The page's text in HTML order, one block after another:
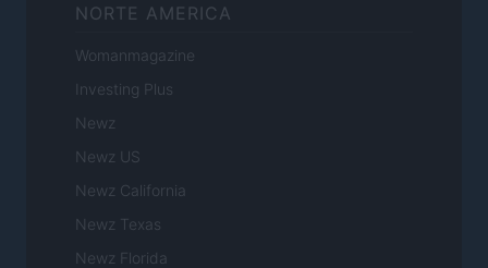
NORTE AMERICA
Womanmagazine
Investing Plus
Newz
Newz US
Newz California
Newz Texas
Newz Florida